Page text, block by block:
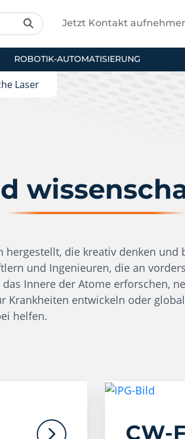
ROBOTIK-AUTOMATISIERUNG
Jetzt Kontakt
Laser
hergestellt, die kreativ denken
und Ingenieuren, die an
Innere der Atome erforschen,
entwickeln oder
helfen.
CW-